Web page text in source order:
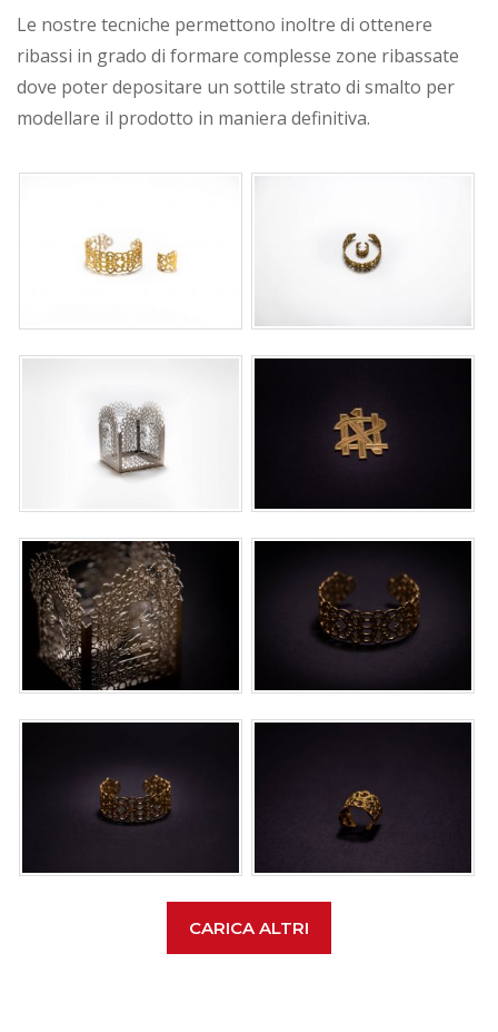
Le nostre tecniche permettono inoltre di ottenere
ribassi in grado di formare complesse zone ribassate
dove poter depositare un sottile strato di smalto per
modellare il prodotto in maniera definitiva.
CARICA ALTRI